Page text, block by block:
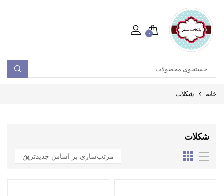
۰
خانه شکلات
شکلات